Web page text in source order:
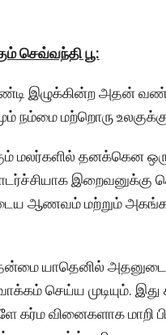
செவ்வந்தி பூ:
இழுக்கின்ற அதன்
நம்மை மற்றொரு
மலர்களில் தனக்கென
இறைவனுக்கு
ஆணவம் மற்றும்
தன்மை யாதெனில்
செய்ய முடியும். இது
கர்ம வினைகளாக மாறி